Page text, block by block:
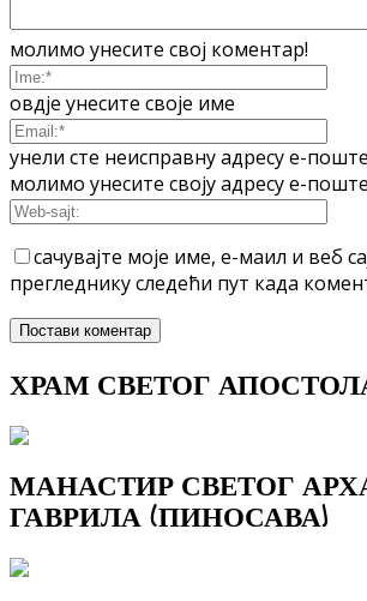
молимо унесите свој коментар!
овдје унесите своје име
унели сте неисправну адресу е-
молимо унесите своју адресу е-
сачувајте моје име, е-маил и веб
прегледнику следећи пут када
ХРАМ СВЕТОГ
МАНАСТИР СВЕТОГ
ГАВРИЛА (ПИНОСАВА)